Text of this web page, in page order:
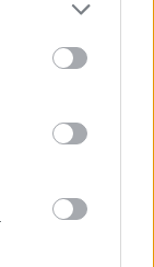
nie ponosi
serwisie, należy